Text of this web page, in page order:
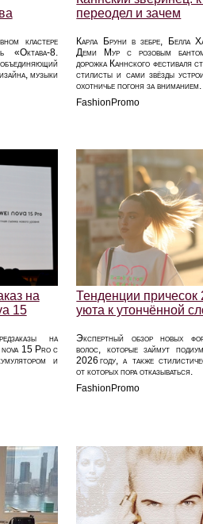
кластере
«Октава-8.
музыки
переодел и зачем
Карла Бруни в зебре, Белла
Деми Мур с розовым
дорожка Каннского фестиваля
стилисты и сами звёзды
охотничье погоня за вниманием.
FashionPromo
на
15
на
15 Pro с
и
Тенденции причесок
уюта к утончённой
Экспертный обзор новых
волос, которые займут
2026 году, а также
от которых пора отказываться.
FashionPromo